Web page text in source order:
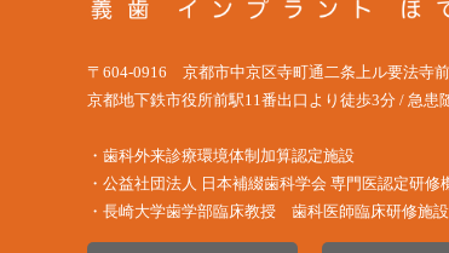
〒604-0916 京都市中京区寺町通二条上ル要法寺
京都地下鉄市役所前駅11番出口より徒歩3分 / 急患
・歯科外来診療環境体制加算認定施設
・公益社団法⼈ ⽇本補綴⻭科学会 専⾨医認定研修
・長崎大学歯学部臨床教授 歯科医師臨床研修施設